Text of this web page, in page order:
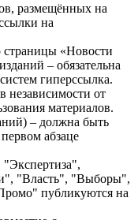
размещённых на
на
страницы «Новости
– обязательна
гиперссылка.
независимости от
материалов.
– должна быть
абзаце
"Власть", "Выборы",
публикуются на